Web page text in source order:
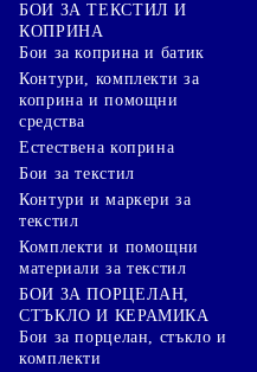
БОИ ЗА ТЕКСТИЛ И
КОПРИНА
Бои за коприна и батик
Контури, комплекти за
коприна и помощни
средства
Естествена коприна
Бои за текстил
Контури и маркери за
текстил
Комплекти и помощни
материали за текстил
БОИ ЗА ПОРЦЕЛАН,
СТЪКЛО И КЕРАМИКА
Бои за порцелан, стъкло и
комплекти